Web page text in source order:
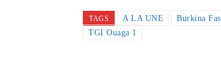
TAGS A LA UNE Burkina
TGI Ouaga 1